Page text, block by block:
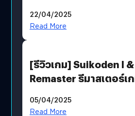
ตัวคุณ
22/04/2025
Read More
[รีวิวเกม] Suikoden I &
Remaster รีมาสเตอร์เ
05/04/2025
Read More